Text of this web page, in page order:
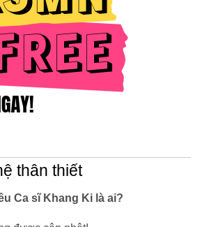
thân thiết
Ca sĩ Khang Ki là ai?